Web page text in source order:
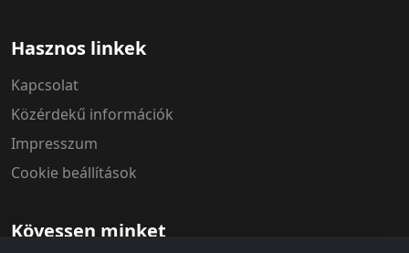
Hasznos linkek
Kapcsolat
Közérdekű információk
Impresszum
Cookie beállítások
Kövessen minket